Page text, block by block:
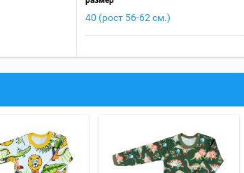
40 (рост 56-62 см.)